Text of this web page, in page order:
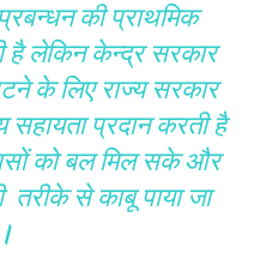
की प्राथमिक
है लेकिन केन्द्र सरकार
के लिए राज्य सरकार
प्रदान करती है
को बल मिल सके और
तरीके से काबू पाया जा